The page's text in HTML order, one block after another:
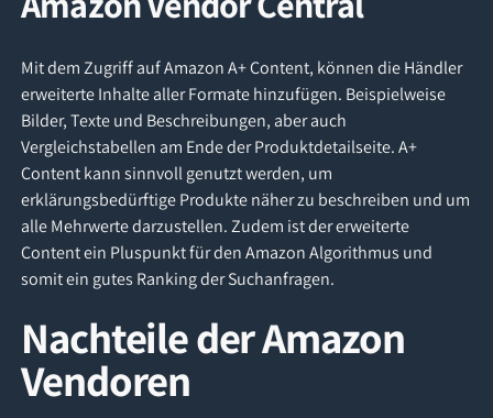
Mit dem Zugriff auf Amazon A+ Content, können die Händler
erweiterte Inhalte aller Formate hinzufügen. Beispielweise
Bilder, Texte und Beschreibungen, aber auch
Vergleichstabellen am Ende der Produktdetailseite. A+
Content kann sinnvoll genutzt werden, um
erklärungsbedürftige Produkte näher zu beschreiben und um
alle Mehrwerte darzustellen. Zudem ist der erweiterte
Content ein Pluspunkt für den Amazon Algorithmus und
somit ein gutes Ranking der Suchanfragen.
Nachteile der Amazon
Vendoren